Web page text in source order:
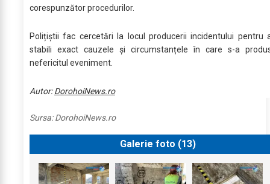
corespunzător procedurilor.
Polițiștii fac cercetări la locul producerii incidentului pentru
stabili exact cauzele și circumstanțele în care s-a
nefericitul eveniment.
Autor:DorohoiNews.ro
Sursa:DorohoiNews.ro
Galerie foto (13)